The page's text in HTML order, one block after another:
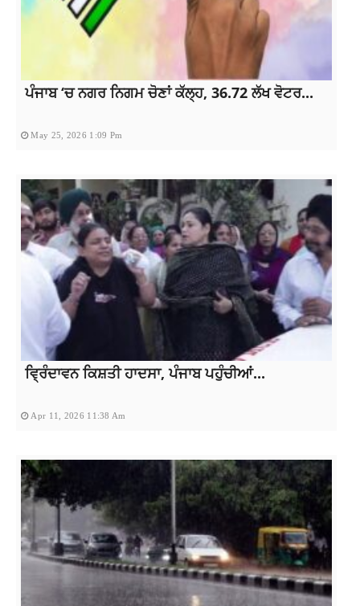
ਪੰਜਾਬ ‘ਚ ਨਗਰ ਨਿਗਮ ਚੋਣਾਂ ਕੱਲ੍ਹ, 36.72 ਲੱਖ ਵੋਟਰ...
May 25, 2026 1:09 Pm
ਵ੍ਰਿੰਦਾਵਨ ਕਿਸ਼ਤੀ ਹਾਦਸਾ, ਪੰਜਾਬ ਪਹੁੰਚੀਆਂ...
Apr 11, 2026 11:38 Am